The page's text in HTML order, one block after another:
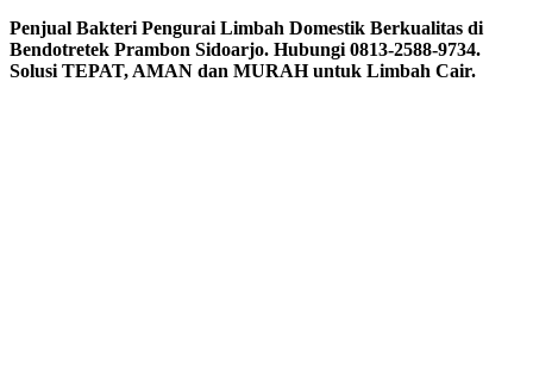
Penjual Bakteri Pengurai Limbah Domestik Berkualitas di
Bendotretek Prambon Sidoarjo. Hubungi 0813-2588-9734.
Solusi TEPAT, AMAN dan MURAH untuk Limbah Cair.